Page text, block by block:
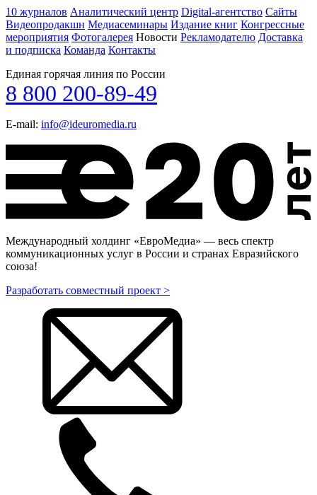
10 журналов Аналитический центр Digital-агентство Сайты
Видеопродакшн Медиасеминары Издание книг Конгрессные
мероприятия Фотогалерея Новости Рекламодателю Доставка
и подписка Команда Контакты
Единая горячая линия по России
8 800 200-89-49
E-mail: info@ideuromedia.ru
Международный холдинг «ЕвроМедиа» — весь спектр
коммуникационных услуг в России и странах Евразийского
союза!
Разработать совместный проект >